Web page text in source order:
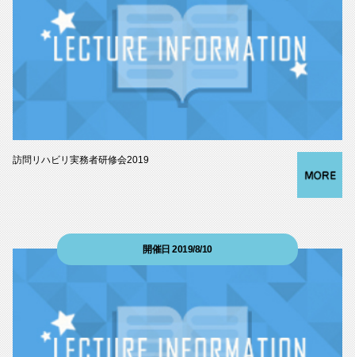
訪問リハビリ実務者研修会2019
開催日 2019/8/10